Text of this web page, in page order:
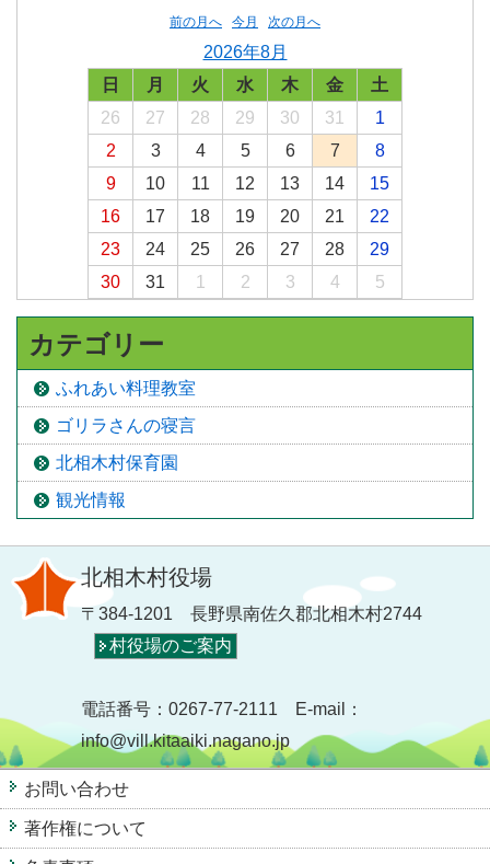
前の月へ 今月 次の月へ
2026年8月
日
月 火 水 木 金
土
26
27 28 29 30 31
1
2
3 4 5 6 7
8
9
10 11 12 13 14
15
16
17 18 19 20 21
22
23
24 25 26 27 28
29
30
31 1 2 3 4 5
カテゴリー
ふれあい料理教室
ゴリラさんの寝言
北相木村保育園
観光情報
北相木村役場
〒384-1201 長野県南佐久郡北相木村2744
村役場のご案内
電話番号：0267-77-2111 E-mail：
info@vill.kitaaiki.nagano.jp
お問い合わせ
著作権について